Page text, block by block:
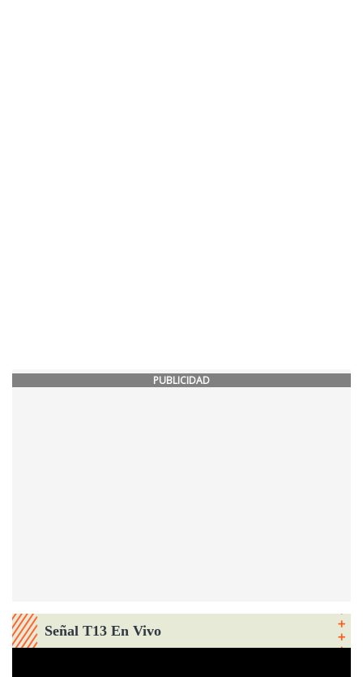
PUBLICIDAD
Señal T13 En Vivo